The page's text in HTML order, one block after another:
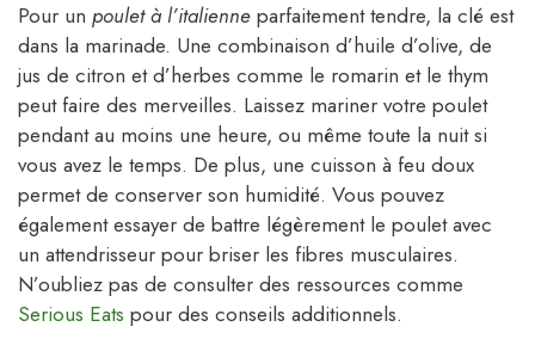
Pour un poulet à l’italienne parfaitement tendre, la clé est
dans la marinade. Une combinaison d’huile d’olive, de
jus de citron et d’herbes comme le romarin et le thym
peut faire des merveilles. Laissez mariner votre poulet
pendant au moins une heure, ou même toute la nuit si
vous avez le temps. De plus, une cuisson à feu doux
permet de conserver son humidité. Vous pouvez
également essayer de battre légèrement le poulet avec
un attendrisseur pour briser les fibres musculaires.
N’oubliez pas de consulter des ressources comme
Serious Eats pour des conseils additionnels.